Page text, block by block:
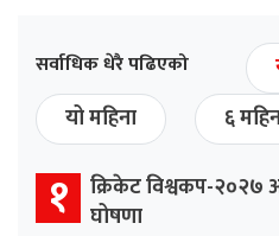
सर्वाधिक धेरै पढिएको
यो महिना
६
१ क्रिकेट विश्वकप-
घोषणा